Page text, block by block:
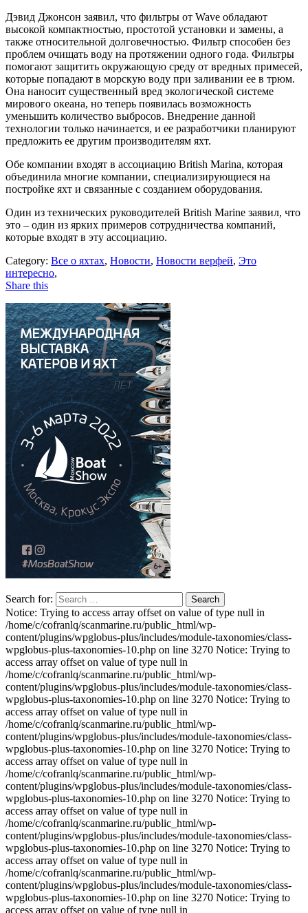
Дэвид Джонсон заявил, что фильтры от Wave обладают
высокой компактностью, простотой установки и замены, а
также относительной долговечностью. Фильтр способен без
проблем очищать воду на протяжении одного года. Фильтры
помогают защитить окружающую среду от вредных примесей,
которые попадают в морскую воду при заливании ее в трюм.
Она наносит существенный вред экологической системе
мирового океана, но теперь появилась возможность
уменьшить количество выбросов. Внедрение данной
технологии только начинается, и ее разработчики планируют
предложить ее другим производителям яхт.
Обе компании входят в ассоциацию British Marina, которая
объединила многие компании, специализирующиеся на
постройке яхт и связанные с созданием оборудования.
Один из технических руководителей British Marine заявил, что
это – один из ярких примеров сотрудничества компаний,
которые входят в эту ассоциацию.
Category: Все о яхтах, Новости, Новости верфей, Это
интересно,
Share this
Search for:
Notice: Trying to access array offset on value of type null in
/home/c/cofranlq/scanmarine.ru/public_html/wp-
content/plugins/wpglobus-plus/includes/module-taxonomies/class-
wpglobus-plus-taxonomies-10.php on line 3270 Notice: Trying to
access array offset on value of type null in
/home/c/cofranlq/scanmarine.ru/public_html/wp-
content/plugins/wpglobus-plus/includes/module-taxonomies/class-
wpglobus-plus-taxonomies-10.php on line 3270 Notice: Trying to
access array offset on value of type null in
/home/c/cofranlq/scanmarine.ru/public_html/wp-
content/plugins/wpglobus-plus/includes/module-taxonomies/class-
wpglobus-plus-taxonomies-10.php on line 3270 Notice: Trying to
access array offset on value of type null in
/home/c/cofranlq/scanmarine.ru/public_html/wp-
content/plugins/wpglobus-plus/includes/module-taxonomies/class-
wpglobus-plus-taxonomies-10.php on line 3270 Notice: Trying to
access array offset on value of type null in
/home/c/cofranlq/scanmarine.ru/public_html/wp-
content/plugins/wpglobus-plus/includes/module-taxonomies/class-
wpglobus-plus-taxonomies-10.php on line 3270 Notice: Trying to
access array offset on value of type null in
/home/c/cofranlq/scanmarine.ru/public_html/wp-
content/plugins/wpglobus-plus/includes/module-taxonomies/class-
wpglobus-plus-taxonomies-10.php on line 3270 Notice: Trying to
access array offset on value of type null in